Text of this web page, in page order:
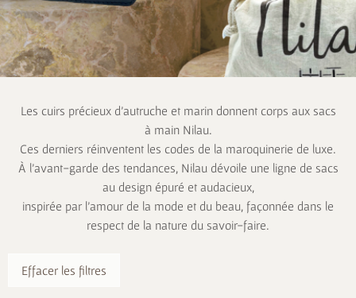
Les cuirs précieux d’autruche et marin donnent corps aux sacs
à main Nilau.
Ces derniers réinventent les codes de la maroquinerie de luxe.
À l’avant-garde des tendances, Nilau dévoile une ligne de sacs
au design épuré et audacieux,
inspirée par l’amour de la mode et du beau, façonnée dans le
respect de la nature du savoir-faire.
Effacer les filtres